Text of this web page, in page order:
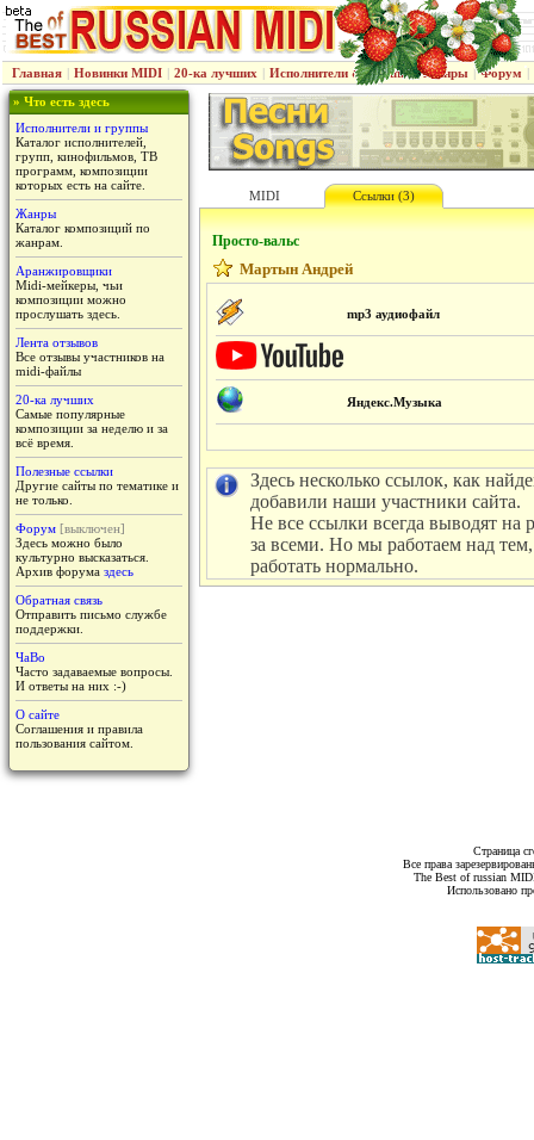
Главная | Новинки MIDI | 20-ка лучших | Исполнители & группы | Жанры | Форум |
» Что есть здесь
Исполнители и группы
Каталог исполнителей,
групп, кинофильмов, ТВ
программ, композиции
которых есть на сайте.
Жанры
Каталог композиций по
жанрам.
Аранжировщики
Midi-мейкеры, чьи
композиции можно
прослушать здесь.
Лента отзывов
Все отзывы участников на
midi-файлы
20-ка лучших
Самые популярные
композиции за неделю и за
всё время.
Полезные ссылки
Другие сайты по тематике и
не только.
Форум [выключен]
Здесь можно было
культурно высказаться.
Архив форума здесь
Обратная связь
Отправить письмо службе
поддержки.
ЧаВо
Часто задаваемые вопросы.
И ответы на них :-)
О сайте
Соглашения и правила
пользования сайтом.
MIDI Ссылки (3)
Просто-вальс
Мартын Андрей
mp3 аудиофайл
Яндекс.Музыка
Здесь несколько ссылок, как
добавили наши участники сайта.
Не все ссылки всегда выводят
за всеми. Но мы работаем над тем,
работать нормально.
Страница
Все права
The Best of russian
Использовано